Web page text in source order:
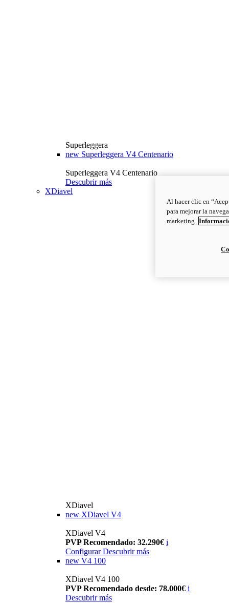
Superleggera
new Superleggera V4 Centenario
Superleggera V4 Centenario
Descubrir más
XDiavel
XDiavel
new XDiavel V4
XDiavel V4
PVP Recomendado: 32.290€ i
Configurar Descubrir más
new V4 100
XDiavel V4 100
PVP Recomendado desde: 78.000€ i
Descubrir más
Al hacer clic en
para mejorar la
marketing.